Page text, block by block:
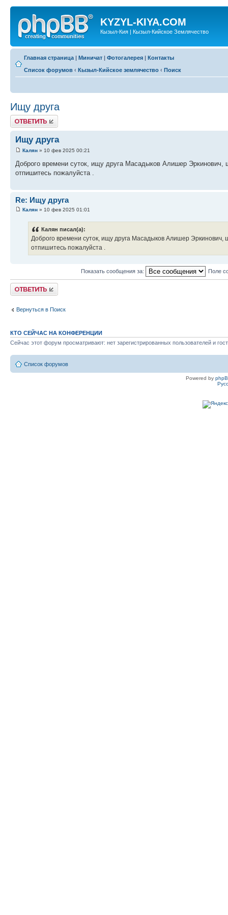
KYZYL-KIYA.COM
Кызыл-Кия | Кызыл-Кийское Землячество
Главная страница | Миничат | Фотогалерея | Контакты
Список форумов ‹ Кызыл-Кийское землячество ‹ Поиск
Ищу друга
Ответить
Ищу друга
Калян » 10 фев 2025 00:21
Доброго времени суток, ищу друга Масадыков Алишер Эркинович,
отпишитесь пожалуйста .
Re: Ищу друга
Калян » 10 фев 2025 01:01
Калян писал(а):
Доброго времени суток, ищу друга Масадыков Алишер Эркинович,
отпишитесь пожалуйста .
Показать сообщения за: Поле
Ответить
Вернуться в Поиск
КТО СЕЙЧАС НА КОНФЕРЕНЦИИ
Сейчас этот форум просматривают: нет зарегистрированных пользователей и
Список форумов
Powered by